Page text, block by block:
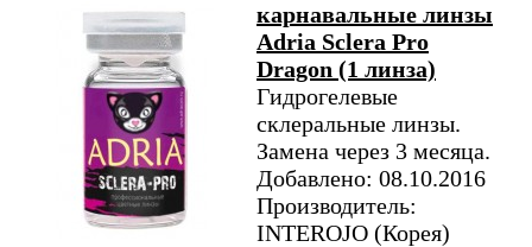
карнавальные линзы
Adria Sclera Pro
Dragon (1 линза)
Гидрогелевые
склеральные линзы.
Замена через 3 месяца.
Добавлено: 08.10.2016
Производитель:
INTEROJO (Корея)